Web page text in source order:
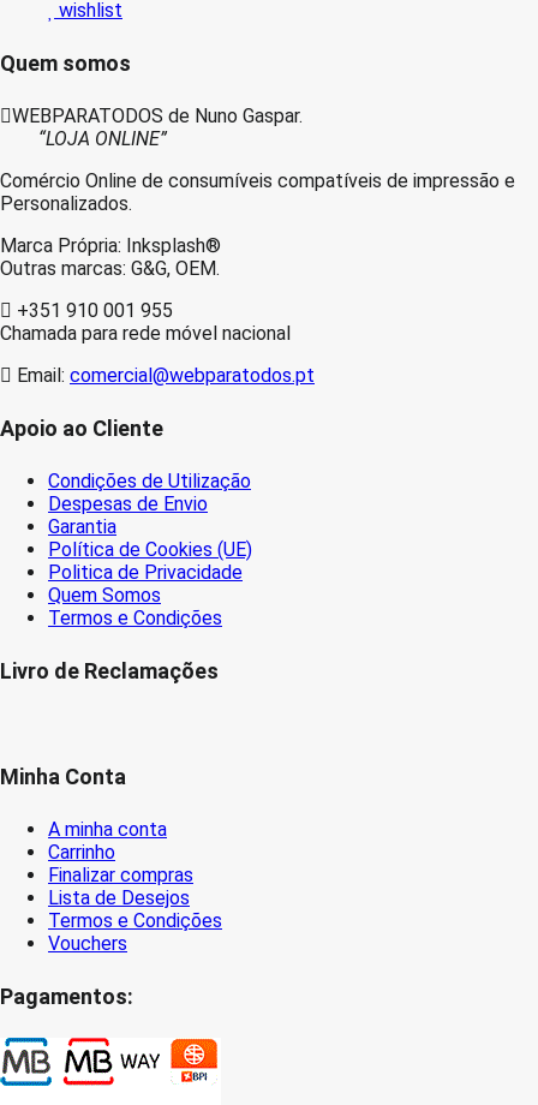
Toner
–
wishlist
Quem somos
WEBPARATODOS de Nuno Gaspar.
“LOJA ONLINE”
Comércio Online de consumíveis compatíveis de impressão e
Personalizados.
Marca Própria: Inksplash®
Outras marcas: G&G, OEM.
+351 910 001 955
Chamada para rede móvel nacional
Email: comercial@webparatodos.pt
Apoio ao Cliente
Condições de Utilização
Despesas de Envio
Garantia
Política de Cookies (UE)
Politica de Privacidade
Quem Somos
Termos e Condições
Livro de Reclamações
Minha Conta
A minha conta
Carrinho
Finalizar compras
Lista de Desejos
Termos e Condições
Vouchers
Pagamentos: